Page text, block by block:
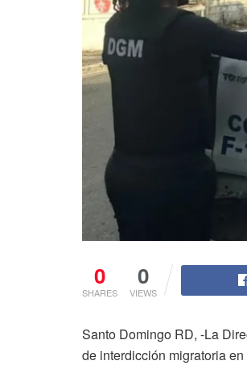
0
SHARES
0
VIEWS
Santo Domingo RD, -La
de interdicción migratoria